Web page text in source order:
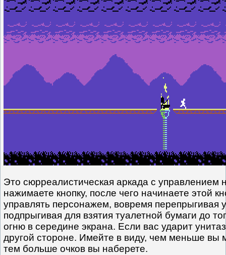
Это сюрреалистическая аркада с управлением
нажимаете кнопку, после чего начинаете этой
управлять персонажем, вовремя перепрыгивая
подпрыгивая для взятия туалетной бумаги до
огню в середине экрана. Если вас ударит
другой стороне. Имейте в виду, чем меньше вы
тем больше очков вы наберете.